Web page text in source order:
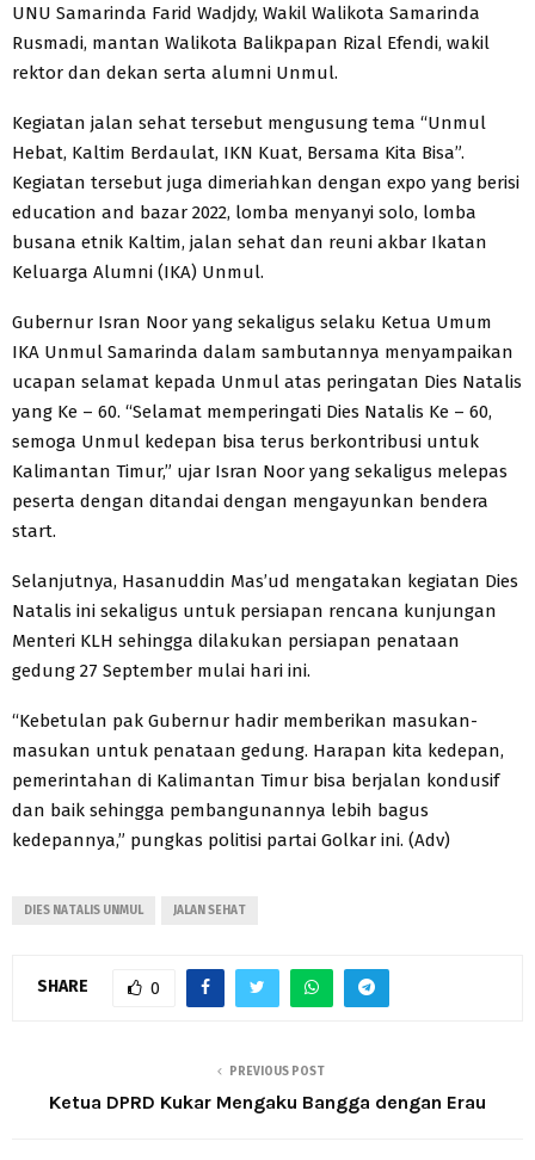
UNU Samarinda Farid Wadjdy, Wakil Walikota Samarinda
Rusmadi, mantan Walikota Balikpapan Rizal Efendi, wakil
rektor dan dekan serta alumni Unmul.
Kegiatan jalan sehat tersebut mengusung tema “Unmul
Hebat, Kaltim Berdaulat, IKN Kuat, Bersama Kita Bisa”.
Kegiatan tersebut juga dimeriahkan dengan expo yang berisi
education and bazar 2022, lomba menyanyi solo, lomba
busana etnik Kaltim, jalan sehat dan reuni akbar Ikatan
Keluarga Alumni (IKA) Unmul.
Gubernur Isran Noor yang sekaligus selaku Ketua Umum
IKA Unmul Samarinda dalam sambutannya menyampaikan
ucapan selamat kepada Unmul atas peringatan Dies Natalis
yang Ke – 60. “Selamat memperingati Dies Natalis Ke – 60,
semoga Unmul kedepan bisa terus berkontribusi untuk
Kalimantan Timur,” ujar Isran Noor yang sekaligus melepas
peserta dengan ditandai dengan mengayunkan bendera
start.
Selanjutnya, Hasanuddin Mas’ud mengatakan kegiatan Dies
Natalis ini sekaligus untuk persiapan rencana kunjungan
Menteri KLH sehingga dilakukan persiapan penataan
gedung 27 September mulai hari ini.
“Kebetulan pak Gubernur hadir memberikan masukan-
masukan untuk penataan gedung. Harapan kita kedepan,
pemerintahan di Kalimantan Timur bisa berjalan kondusif
dan baik sehingga pembangunannya lebih bagus
kedepannya,” pungkas politisi partai Golkar ini. (Adv)
DIES NATALIS UNMUL JALAN SEHAT
SHARE 0
PREVIOUS POST
Ketua DPRD Kukar Mengaku Bangga dengan Erau